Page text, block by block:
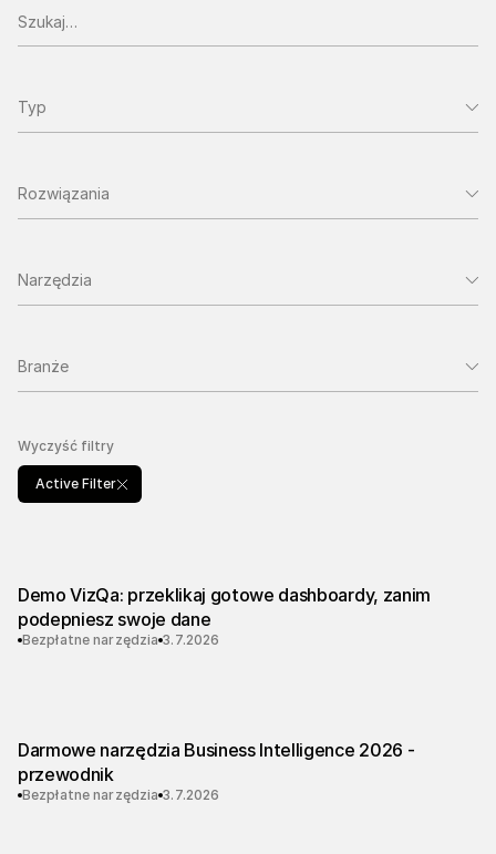
Typ
Rozwiązania
Narzędzia
Branże
Wyczyść filtry
Active Filter
Demo VizQa: przeklikaj gotowe dashboardy, zanim
podepniesz swoje dane
Bezpłatne narzędzia 3.7.2026
Darmowe narzędzia Business Intelligence 2026 -
przewodnik
Bezpłatne narzędzia 3.7.2026